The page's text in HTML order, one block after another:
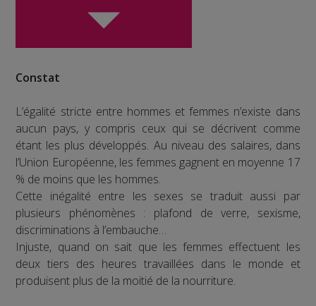
Constat
L’égalité stricte entre hommes et femmes n’existe dans
aucun pays, y compris ceux qui se décrivent comme
étant les plus développés. Au niveau des salaires, dans
l’Union Européenne, les femmes gagnent en moyenne 17
% de moins que les hommes.
Cette inégalité entre les sexes se traduit aussi par
plusieurs phénomènes : plafond de verre, sexisme,
discriminations à l’embauche…
Injuste, quand on sait que les femmes effectuent les
deux tiers des heures travaillées dans le monde et
produisent plus de la moitié de la nourriture.